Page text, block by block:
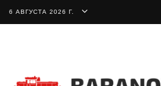
6 АВГУСТА 2026 Г.